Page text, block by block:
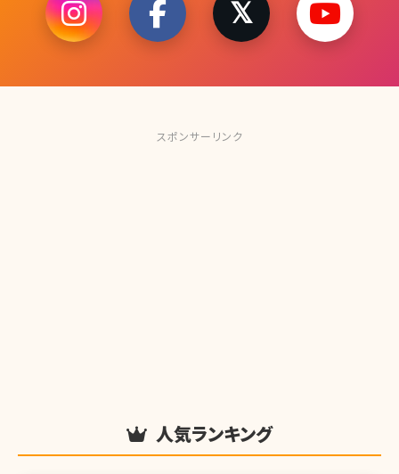
スポンサーリンク
人気ランキング